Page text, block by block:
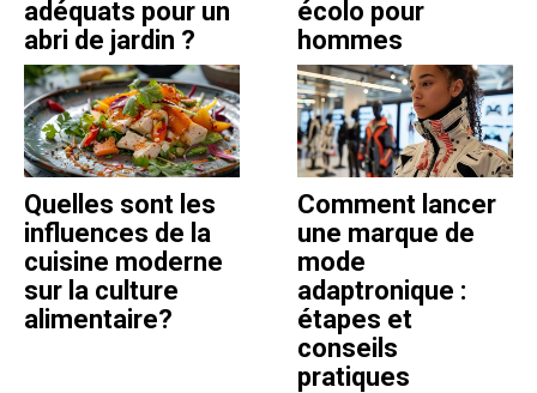
adéquats pour un
abri de jardin ?
écolo pour
hommes
Quelles sont les
influences de la
cuisine moderne
sur la culture
alimentaire?
Comment lancer
une marque de
mode
adaptronique :
étapes et
conseils
pratiques